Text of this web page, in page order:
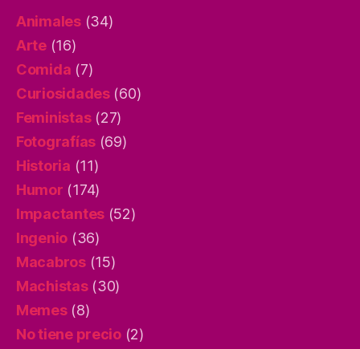
Animales(34)
Arte(16)
Comida (7)
Curiosidades(60)
Feministas(27)
Fotografías (69)
Historia (11)
Humor (174)
Impactantes (52)
Ingenio (36)
Macabros(15)
Machistas(30)
Memes(8)
No tiene precio(2)